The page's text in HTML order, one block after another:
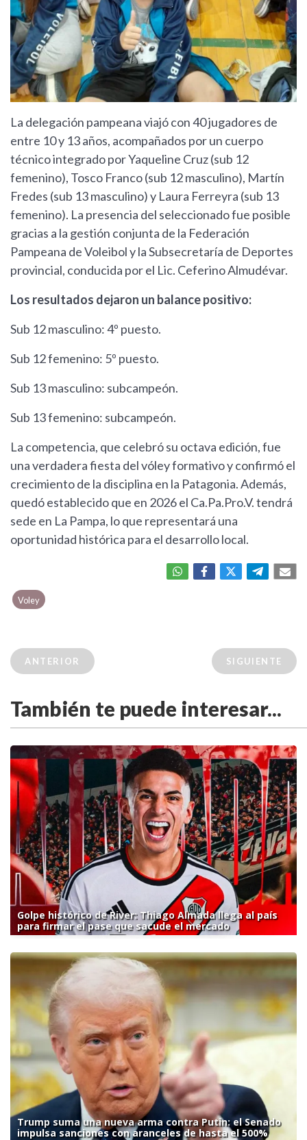
La delegación pampeana viajó con 40 jugadores de
entre 10 y 13 años, acompañados por un cuerpo
técnico integrado por Yaqueline Cruz (sub 12
femenino), Tosco Franco (sub 12 masculino), Martín
Fredes (sub 13 masculino) y Laura Ferreyra (sub 13
femenino). La presencia del seleccionado fue posible
gracias a la gestión conjunta de la Federación
Pampeana de Voleibol y la Subsecretaría de Deportes
provincial, conducida por el Lic. Ceferino Almudévar.
Los resultados dejaron un balance positivo:
Sub 12 masculino: 4º puesto.
Sub 12 femenino: 5º puesto.
Sub 13 masculino: subcampeón.
Sub 13 femenino: subcampeón.
La competencia, que celebró su octava edición, fue
una verdadera fiesta del vóley formativo y confirmó el
crecimiento de la disciplina en la Patagonia. Además,
quedó establecido que en 2026 el Ca.Pa.Pro.V. tendrá
sede en La Pampa, lo que representará una
oportunidad histórica para el desarrollo local.
Voley
ANTERIOR SIGUIENTE
También te puede interesar...
Golpe histórico de River: Thiago Almada llega al país
para firmar el pase que sacude el mercado
Trump suma una nueva arma contra Putin: el Senado
impulsa sanciones con aranceles de hasta el 500%